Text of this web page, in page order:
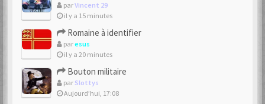
parVincent 29
il y a 15 minutes
Romaine à identifier
paresus
il y a 20 minutes
Bouton militaire
par Slottys
Aujourd’hui, 17:08